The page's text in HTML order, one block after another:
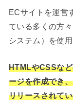
ECサイトを運営
ている多くの方
システム）を使
HTMLやCSSな
ージを作成でき
リリースされて